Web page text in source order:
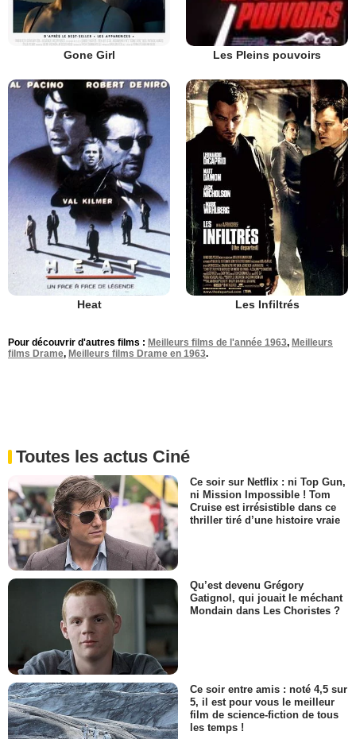
Gone Girl Les Pleins pouvoirs
Heat Les Infiltrés
Pour découvrir d'autres films : Meilleurs films de l'année 1963, Meilleurs
films Drame, Meilleurs films Drame en 1963.
Toutes les actus Ciné
Ce soir sur Netflix : ni Top Gun,
ni Mission Impossible ! Tom
Cruise est irrésistible dans ce
thriller tiré d’une histoire vraie
Qu’est devenu Grégory
Gatignol, qui jouait le méchant
Mondain dans Les Choristes ?
Ce soir entre amis : noté 4,5 sur
5, il est pour vous le meilleur
film de science-fiction de tous
les temps !